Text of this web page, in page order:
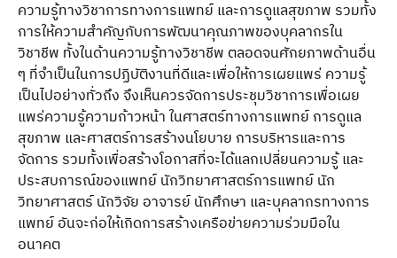
ความรู้ทางวิชาการทางการแพทย์ และการดูแลสุขภาพ รวมทั้ง
การให้ความสําคัญกับการพัฒนาคุณภาพของบุคลากรใน
วิชาชีพ ทั้งในด้านความรู้ทางวิชาชีพ ตลอดจนศักยภาพด้านอื่น
ๆ ที่จําเป็นในการปฏิบัติงานที่ดีและเพื่อให้การเผยแพร่ ความรู้
เป็นไปอย่างทั่วถึง จึงเห็นควรจัดการประชุมวิชาการเพื่อเผย
แพร่ความรู้ความก้าวหน้า ในศาสตร์ทางการแพทย์ การดูแล
สุขภาพ และศาสตร์การสร้างนโยบาย การบริหารและการ
จัดการ รวมทั้งเพื่อสร้างโอกาสที่จะได้แลกเปลี่ยนความรู้ และ
ประสบการณ์ของแพทย์ นักวิทยาศาสตร์การแพทย์ นัก
วิทยาศาสตร์ นักวิจัย อาจารย์ นักศึกษา และบุคลากรทางการ
แพทย์ อันจะก่อให้เกิดการสร้างเครือข่ายความร่วมมือใน
อนาคต